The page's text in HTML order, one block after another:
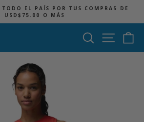
EL PAÍS POR TUS COMPRAS DE
USD$75.00 O MÁS
Buscar